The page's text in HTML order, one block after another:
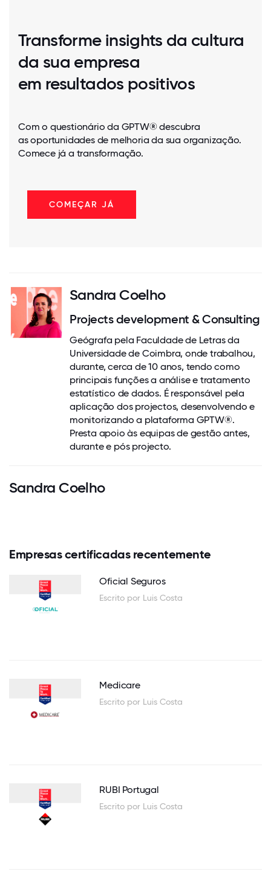
Transforme insights da cultura
da sua empresa
em resultados positivos
Com o questionário da GPTW® descubra
as oportunidades de melhoria da sua organização.
Comece já a transformação.
COMEÇAR JÁ
Sandra Coelho
Projects development & Consulting
Geógrafa pela Faculdade de Letras da
Universidade de Coimbra, onde trabalhou,
durante, cerca de 10 anos, tendo como
principais funções a análise e tratamento
estatístico de dados. É responsável pela
aplicação dos projectos, desenvolvendo e
monitorizando a plataforma GPTW®.
Presta apoio às equipas de gestão antes,
durante e pós projecto.
Sandra Coelho
Empresas certificadas recentemente
Oficial Seguros
Escrito por Luis Costa
Medicare
Escrito por Luis Costa
RUBI Portugal
Escrito por Luis Costa